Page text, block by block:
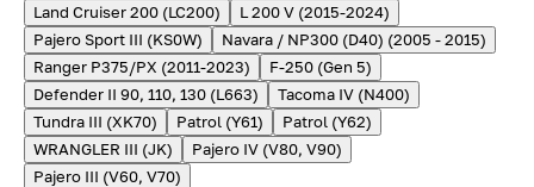
Land Cruiser 200 (LC200)
L 200 V (2015-2024)
Pajero Sport III (KS0W)
Navara / NP300 (D40) (2005 - 2015)
Ranger P375/PX (2011-2023)
F-250 (Gen 5)
Defender II 90, 110, 130 (L663)
Tacoma IV (N400)
Tundra III (XK70)
Patrol (Y61)
Patrol (Y62)
WRANGLER III (JK)
Pajero IV (V80, V90)
Pajero III (V60, V70)